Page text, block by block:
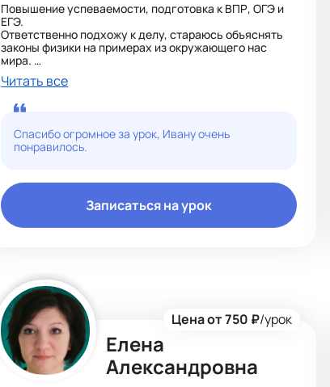
Повышение успеваемости, подготовка к ВПР, ОГЭ и
ЕГЭ.
Ответственно подхожу к делу, стараюсь объяснять
законы физики на примерах из окружающего нас
мира.
В процессе занятий возможно оказание помощи в
выполнении индивидуальных домашних заданий и
полученных студентами в ВУЗе по высшей
Читать все
Спасибо огромное за урок, Ивану очень
понравилось.
Записаться на урок
Елена
Александровна
Цена от 750 ₽/урок